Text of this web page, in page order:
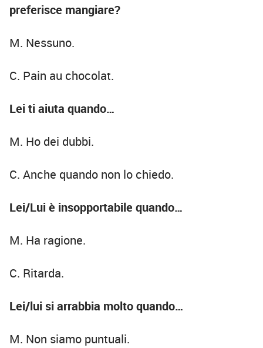
preferisce mangiare?
M. Nessuno.
C. Pain au chocolat.
Lei ti aiuta quando…
M. Ho dei dubbi.
C. Anche quando non lo chiedo.
Lei/Lui è insopportabile quando…
M. Ha ragione.
C. Ritarda.
Lei/lui si arrabbia molto quando…
M. Non siamo puntuali.